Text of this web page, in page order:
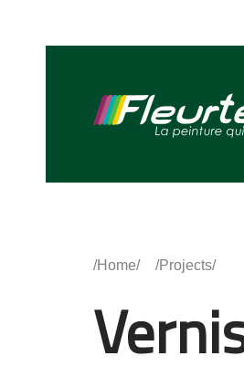
Home Projects